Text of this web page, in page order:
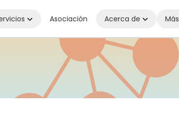
Asociación Acerca de Más
dondequiera que estés